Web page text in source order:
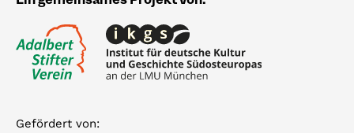
Gefördert von: